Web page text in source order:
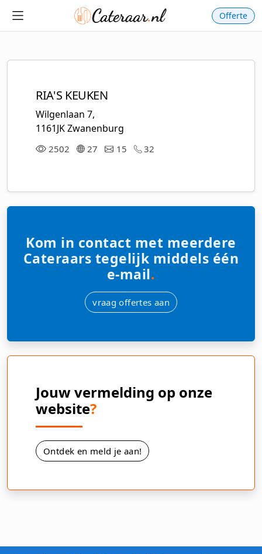
Offerte
RIA'S KEUKEN
Wilgenlaan 7,
1161JK Zwanenburg
2502 27 15 32
Kom in contact met meerdere
Cateraars tegelijk middels één
e-mail.
vraag offertes aan
Jouw vermelding op onze
website?
Ontdek en meld je aan!